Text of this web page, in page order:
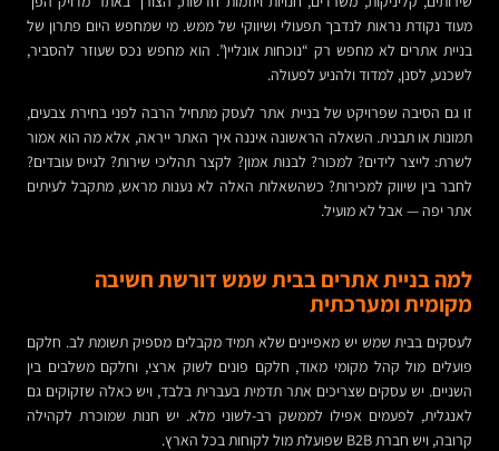
מעוד נקודת נראות לנדבך תפעולי ושיווקי של ממש. מי שמחפש היום פתרון של
בניית אתרים לא מחפש רק “נוכחות אונליין”. הוא מחפש נכס שעוזר להסביר,
לשכנע, לסנן, למדוד ולהניע לפעולה.
זו גם הסיבה שפרויקט של בניית אתר לעסק מתחיל הרבה לפני בחירת צבעים,
תמונות או תבנית. השאלה הראשונה איננה איך האתר ייראה, אלא מה הוא אמור
לשרת: לייצר לידים? למכור? לבנות אמון? לקצר תהליכי שירות? לגייס עובדים?
לחבר בין שיווק למכירות? כשהשאלות האלה לא נענות מראש, מתקבל לעיתים
אתר יפה — אבל לא מועיל.
למה בניית אתרים בבית שמש דורשת חשיבה
מקומית ומערכתית
לעסקים בבית שמש יש מאפיינים שלא תמיד מקבלים מספיק תשומת לב. חלקם
פועלים מול קהל מקומי מאוד, חלקם פונים לשוק ארצי, וחלקם משלבים בין
השניים. יש עסקים שצריכים אתר תדמית בעברית בלבד, ויש כאלה שזקוקים גם
לאנגלית, לפעמים אפילו לממשק רב-לשוני מלא. יש חנות שמוכרת לקהילה
קרובה, ויש חברת B2B שפועלת מול לקוחות בכל הארץ.